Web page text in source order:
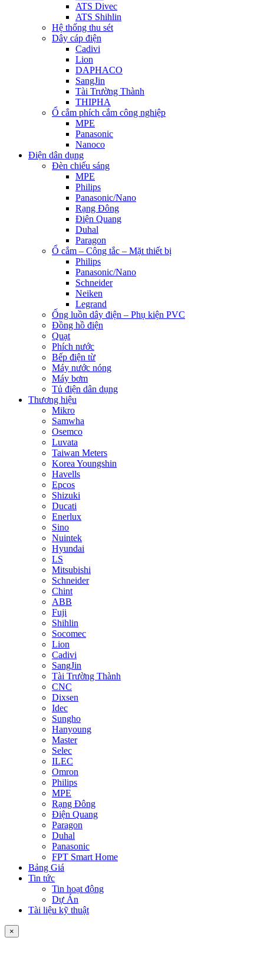
ATS Divec
ATS Shihlin
Hệ thống thu sét
Dây cáp điện
Cadivi
Lion
DAPHACO
SangJin
Tài Trường Thành
THIPHA
Ổ cắm phích cắm công nghiệp
MPE
Panasonic
Nanoco
Điện dân dụng
Đèn chiếu sáng
MPE
Philips
Panasonic/Nano
Rạng Đông
Điện Quang
Duhal
Paragon
Ổ cắm – Công tắc – Mặt thiết bị
Philips
Panasonic/Nano
Schneider
Neiken
Legrand
Ống luồn dây điện – Phụ kiện PVC
Đồng hồ điện
Quạt
Phích nước
Bếp điện từ
Máy nước nóng
Máy bơm
Tủ điện dân dụng
Thương hiệu
Mikro
Samwha
Osemco
Luvata
Taiwan Meters
Korea Youngshin
Havells
Epcos
Shizuki
Ducati
Enerlux
Sino
Nuintek
Hyundai
LS
Mitsubishi
Schneider
Chint
ABB
Fuji
Shihlin
Socomec
Lion
Cadivi
SangJin
Tài Trường Thành
CNC
Dixsen
Idec
Sungho
Hanyoung
Master
Selec
ILEC
Omron
Philips
MPE
Rạng Đông
Điện Quang
Paragon
Duhal
Panasonic
FPT Smart Home
Bảng Giá
Tin tức
Tin hoạt động
Dự Án
Tài liệu kỹ thuật
×